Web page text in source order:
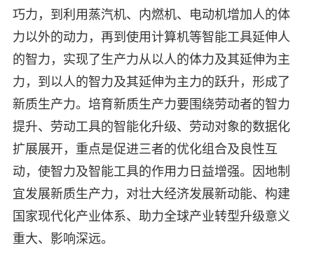
巧力，到利用蒸汽机、内燃机、电动机增加人的体
力以外的动力，再到使用计算机等智能工具延伸人
的智力，实现了生产力从以人的体力及其延伸为主
力，到以人的智力及其延伸为主力的跃升，形成了
新质生产力。培育新质生产力要围绕劳动者的智力
提升、劳动工具的智能化升级、劳动对象的数据化
扩展展开，重点是促进三者的优化组合及良性互
动，使智力及智能工具的作用力日益增强。因地制
宜发展新质生产力，对壮大经济发展新动能、构建
国家现代化产业体系、助力全球产业转型升级意义
重大、影响深远。